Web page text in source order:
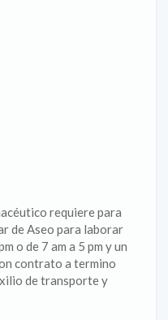
requiere para
de Aseo para laborar
o de 7 am a 5 pm y un
contrato a termino
de transporte y